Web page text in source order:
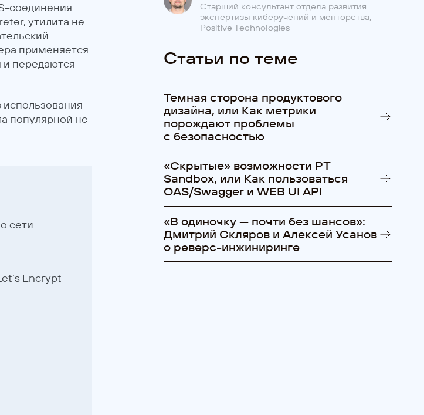
соединения
утилита не
применяется
и передаются
использования
популярной не
сети
Encrypt
Старший консультант отдела развития
экспертизы киберучений и менторства,
Positive Technologies
Статьи по теме
Темная сторона продуктового
дизайна, или Как метрики
порождают проблемы
с безопасностью
«Cкрытые» возможности PT
Sandbox, или Как пользоваться
OAS/Swagger и WEB UI API
«В одиночку — почти без шансов»:
Дмитрий Скляров и Алексей Усанов
о реверс-инжиниринге